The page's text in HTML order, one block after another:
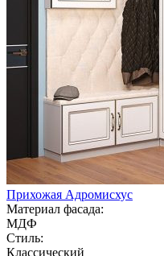
Прихожая Адромисхус
Материал фасада:
МДФ
Стиль:
Классический